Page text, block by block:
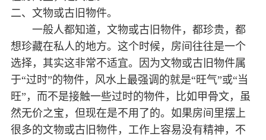
二、文物或古旧物件。
一般人都知道，文物或古旧物件，都珍贵，都
想珍藏在私人的地方。这个时候，房间往往是一个
选择，其实这非常不适宜。因为文物或古旧物件属
于“过时”的物件，风水上最强调的就是“旺气”或“当
旺”，而不是接触一些过时的物件，比如甲骨文，虽
然无价之宝，但现在是不用了的。如果房间里摆上
很多的文物或古旧物件，工作上容易没有精神，不